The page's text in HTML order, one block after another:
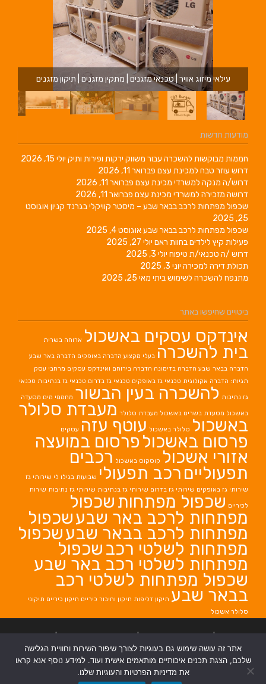
אתר זה עושה שימוש גם בעוגיות לצורך שיפור השירות וחוויית הגלישה
שלכם, הצגת תכנים איכותיים מותאמים אישית ועוד. למידע נוסף אנא קראו
את מדיניות הפרטיות והעוגיות שלנו.
עילאי מיזוג אוויר | טכנאי מזגנים | מתקין מזגנים | תיקון מזגנים
מודעות חדשות
חממות מבוקשות להשכרה עבור משווק ירקות ופירות ותיק יולי 15, 2026
דרוש עוזר טבח למכינת עצם פברואר 11, 2026
דרוש/ה מנקה למשרדי מכינת עצם פברואר 11, 2026
דרושה מזכירה למשרדי מכינת עצם פברואר 11, 2026
שכפול מפתחות לרכב בבאר שבע – מיסטר קוויקלי בגרנד קניוןאוגוסט
25, 2025
שכפול מפתחות לרכב בבאר שבעאוגוסט 4, 2025
פעילות קיץ לילדים בחוות ראם יולי 27, 2025
דרוש /ה טכנאי/ת טיפוח יולי 3, 2025
תכולת דירה למכירה יוני 3, 2025
מתנפח להשכרה לשימוש ביתי מאי 25, 2025
ביטויים שחיפשו באתר
אינדקס עסקים באשכול ארוחה בשרית
בית להשכרה בעלי מקצוע הדברה באופקים הדברה באר שבע
הדברה בבאר שבע הדברה בדימונה הדברה בירוחם ואינדקס עסקים מרחבי עסק
תגיות: הדברה אקולוגית טכנאי גז באופקים טכנאי גז בדרום טכנאי גז בנתיבות טכנאי
גז נתיבות להשכרה בעין הבשור מחממי מים מסעדה
באשכול מסעדת בשרים באשכול מעבדת סלולר מעבדת סלולר
באשכול סלולר באשכול עוטף עזה עסקים
פרסום באשכול פרסום במועצה
אזורי אשכול קוסקוס באשכול רכבים
תפעוליים רכב תפעולי שבועות בגילו לי שירותי גז
שירותי גז באופקים שירותי גז בדרום שירותי גז בנתיבות שירותי גז נתיבות שירות
לכיריים שכפול מפתחות שכפול
מפתחות לרכב באר שבעשכפול
מפתחות לרכב בבאר שבעשכפול
מפתחות לשלטי רכב שכפול
מפתחות לשלטי רכב באר שבע
שכפול מפתחות לשלטי רכב
בבאר שבע תיקון דליפות תיקון וחיבור כיריים תיקון כיריים תיקוני
סלולר אשכול
בבאר שבע |